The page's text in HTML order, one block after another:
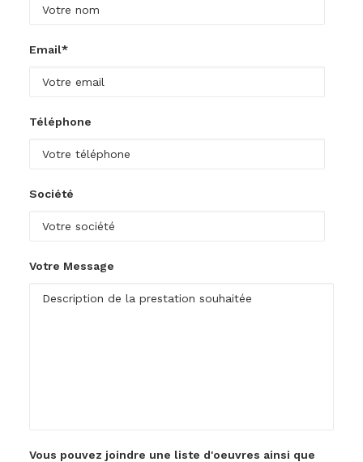
Email*
Téléphone
Société
Votre Message
Vous pouvez joindre une liste d'oeuvres ainsi que